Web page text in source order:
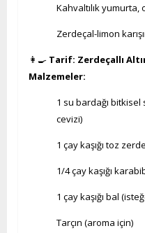
Kahvaltılık yumurta,
Zerdeçal-limon
👩‍🍳 Tarif: Zerdeçallı
Malzemeler:
1 su bardağı
cevizi)
1 çay kaşığı toz
1/4 çay kaşığı
1 çay kaşığı bal
Tarçın (aroma için)